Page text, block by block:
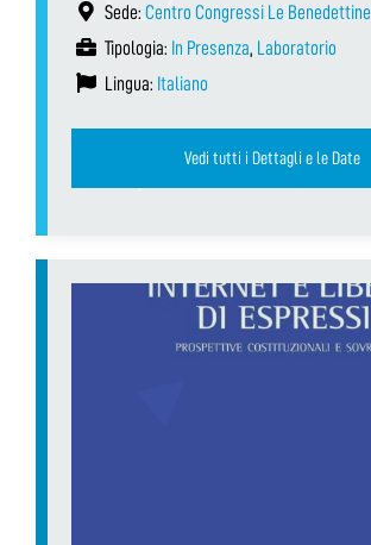
Sede: Centro Congressi Le Benedettine
Tipologia: In Presenza, Laboratorio
Lingua: Italiano
Vedi tutti i Dettagli e le Date